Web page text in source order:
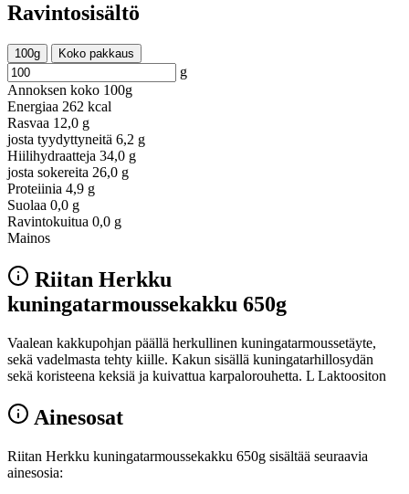
Ravintosisältö
100g Koko pakkaus
g
Annoksen koko 100g
Energiaa 262 kcal
Rasvaa 12,0 g
josta tyydyttyneitä 6,2 g
Hiilihydraatteja 34,0 g
josta sokereita 26,0 g
Proteiinia 4,9 g
Suolaa 0,0 g
Ravintokuitua 0,0 g
Mainos
Riitan Herkku
kuningatarmoussekakku 650g
Vaalean kakkupohjan päällä herkullinen kuningatarmoussetäyte,
sekä vadelmasta tehty kiille. Kakun sisällä kuningatarhillosydän
sekä koristeena keksiä ja kuivattua karpalorouhetta. L Laktoositon
Ainesosat
Riitan Herkku kuningatarmoussekakku 650g sisältää seuraavia
ainesosia: